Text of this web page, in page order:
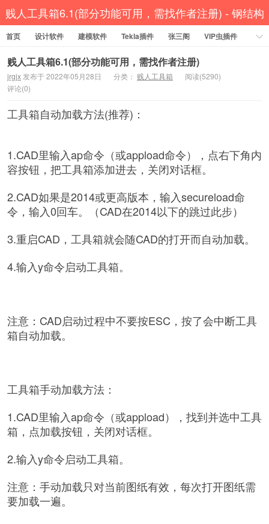
贱人工具箱6.1(部分功能可用，需找作者注册) - 钢结构
资源网 Tekla插件 CAD工具 犀牛GH汉化 套料
首页 设计软件 建模软件 Tekla插件 张三阁
VIP虫插件
CAD插件
定尺提料 贱人工具箱 工程辅助
办公必备
资讯教程
工程模型 关于网站
贱人工具箱6.1(部分功能可用，需找作者注册)
jrgjx 发布于 2022年05月28日 分类： 贱人工具箱
阅读(5290)
评论(0)
工具箱自动加载方法(推荐)：
1.CAD里输入ap命令（或appload命令），点右下角内
容按钮，把工具箱添加进去，关闭对话框。
2.CAD如果是2014或更高版本，输入secureload命
令，输入0回车。（CAD在2014以下的跳过此步）
3.重启CAD，工具箱就会随CAD的打开而自动加载。
4.输入y命令启动工具箱。
注意：CAD启动过程中不要按ESC，按了会中断工具
箱自动加载。
工具箱手动加载方法：
1.CAD里输入ap命令（或appload），找到并选中工具
箱，点加载按钮，关闭对话框。
2.输入y命令启动工具箱。
注意：手动加载只对当前图纸有效，每次打开图纸需
要加载一遍。